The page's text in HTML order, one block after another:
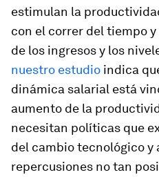
estimulan la
con el correr del tiempo
de los ingresos y los
nuestro estudio indica
dinámica salarial está
aumento de la
necesitan políticas que
del cambio tecnológico y
repercusiones no tan